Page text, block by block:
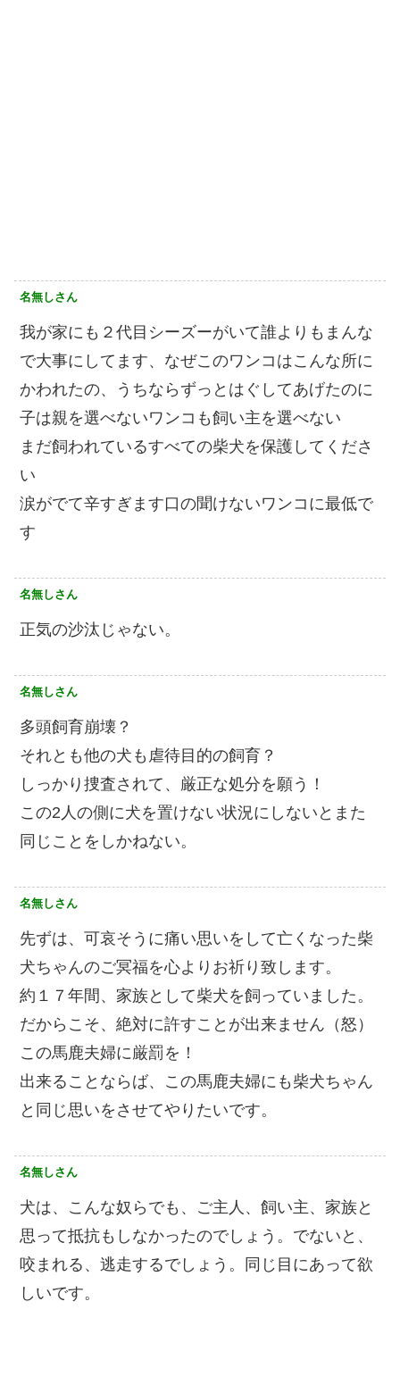
名無しさん
我が家にも２代目シーズーがいて誰よりもまんな
で大事にしてます、なぜこのワンコはこんな所に
かわれたの、うちならずっとはぐしてあげたのに
子は親を選べないワンコも飼い主を選べない
まだ飼われているすべての柴犬を保護してくださ
い
涙がでて辛すぎます口の聞けないワンコに最低で
す
名無しさん
正気の沙汰じゃない。
名無しさん
多頭飼育崩壊？
それとも他の犬も虐待目的の飼育？
しっかり捜査されて、厳正な処分を願う！
この2人の側に犬を置けない状況にしないとまた
同じことをしかねない。
名無しさん
先ずは、可哀そうに痛い思いをして亡くなった柴
犬ちゃんのご冥福を心よりお祈り致します。
約１７年間、家族として柴犬を飼っていました。
だからこそ、絶対に許すことが出来ません（怒）
この馬鹿夫婦に厳罰を！
出来ることならば、この馬鹿夫婦にも柴犬ちゃん
と同じ思いをさせてやりたいです。
名無しさん
犬は、こんな奴らでも、ご主人、飼い主、家族と
思って抵抗もしなかったのでしょう。でないと、
咬まれる、逃走するでしょう。同じ目にあって欲
しいです。